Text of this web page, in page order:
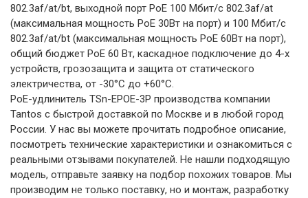
802.3af/at/bt, выходной порт PoE 100 Мбит/с 802.3af/at
(максимальная мощность PoE 30Вт на порт) и 100 Мбит/с
802.3af/at/bt (максимальная мощность PoE 60Вт на порт),
общий бюджет PoE 60 Вт, каскадное подключение до 4-х
устройств, грозозащита и защита от статического
электричества, от -30°С до +60°С.
PoE-удлинитель TSn-EPOE-3P производства компании
Tantos с быстрой доставкой по Москве и в любой город
России. У нас вы можете прочитать подробное описание,
посмотреть технические характеристики и ознакомиться с
реальными отзывами покупателей. Не нашли подходящую
модель, отправьте заявку на подбор похожих товаров. Мы
производим не только поставку, но и монтаж, разработку